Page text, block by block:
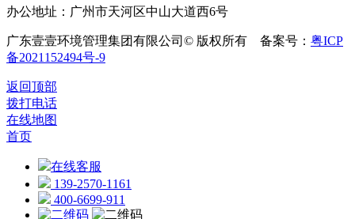
办公地址：广州市天河区中山大道西6号
广东壹壹环境管理集团有限公司© 版权所有 备案号： 粤ICP
备2021152494号-9
返回顶部
拨打电话
在线地图
首页
在线客服
139-2570-1161
400-6699-911